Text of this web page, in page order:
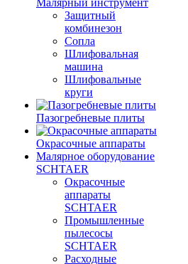
Малярный инструмент
Защитный
комбинезон
Сопла
Шлифовальная
машина
Шлифовальные
круги
Пазогребневые плиты
Окрасочные аппараты
Малярное оборудование
SCHTAER
Окрасочные
аппараты
SCHTAER
Промышленные
пылесосы
SCHTAER
Расходные